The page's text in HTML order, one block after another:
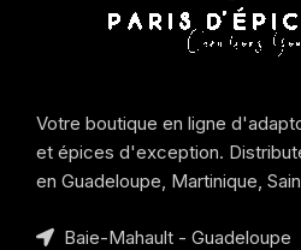
Votre boutique en ligne
et épices d'exception.
en Guadeloupe, Martinique,
Baie-Mahault - Guadeloupe